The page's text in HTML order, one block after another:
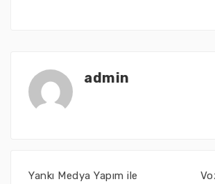
admin
Yankı Medya Yapım ile